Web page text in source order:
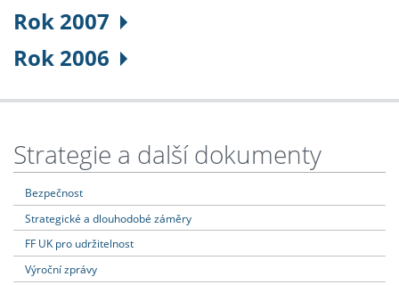
Rok 2007
Rok 2006
Strategie a další dokumenty
Bezpečnost
Strategické a dlouhodobé záměry
FF UK pro udržitelnost
Výroční zprávy